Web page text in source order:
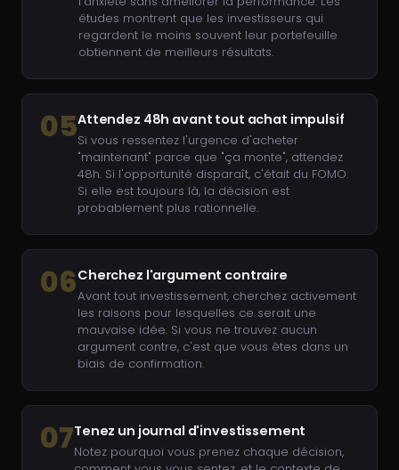
études montrent que les investisseurs qui
regardent le moins souvent leur portefeuille
obtiennent de meilleurs résultats.
05Attendez 48h avant tout achat impulsif
Si vous ressentez l'urgence d'acheter
"maintenant" parce que "ça monte", attendez
48h. Si l'opportunité disparaît, c'était du FOMO.
Si elle est toujours là, la décision est
probablement plus rationnelle.
06Cherchez l'argument contraire
Avant tout investissement, cherchez activement
les raisons pour lesquelles ce serait une
mauvaise idée. Si vous ne trouvez aucun
argument contre, c'est que vous êtes dans un
biais de confirmation.
07Tenez un journal d'investissement
Notez pourquoi vous prenez chaque décision,